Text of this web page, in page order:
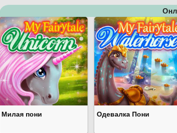
Милая пони Одевалка Пони